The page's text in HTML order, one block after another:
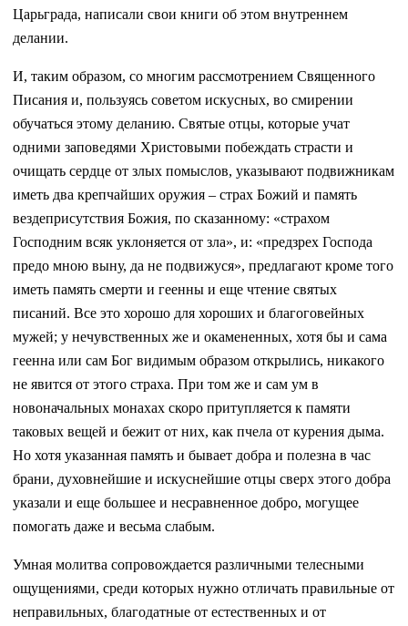
Царьграда, написали свои книги об этом внутреннем
делании.
И, таким образом, со многим рассмотрением Священного
Писания и, пользуясь советом искусных, во смирении
обучаться этому деланию. Святые отцы, которые учат
одними заповедями Христовыми побеждать страсти и
очищать сердце от злых помыслов, указывают подвижникам
иметь два крепчайших оружия – страх Божий и память
вездеприсутствия Божия, по сказанному: «страхом
Господним всяк уклоняется от зла», и: «предзрех Господа
предо мною выну, да не подвижуся», предлагают кроме того
иметь память смерти и геенны и еще чтение святых
писаний. Все это хорошо для хороших и благоговейных
мужей; у нечувственных же и окамененных, хотя бы и сама
геенна или сам Бог видимым образом открылись, никакого
не явится от этого страха. При том же и сам ум в
новоначальных монахах скоро притупляется к памяти
таковых вещей и бежит от них, как пчела от курения дыма.
Но хотя указанная память и бывает добра и полезна в час
брани, духовнейшие и искуснейшие отцы сверх этого добра
указали и еще большее и несравненное добро, могущее
помогать даже и весьма слабым.
Умная молитва сопровождается различными телесными
ощущениями, среди которых нужно отличать правильные от
неправильных, благодатные от естественных и от